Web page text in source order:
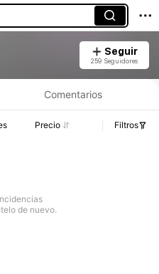
Seguir
259 Seguidores
Comentarios
Precio Filtros
de nuevo.